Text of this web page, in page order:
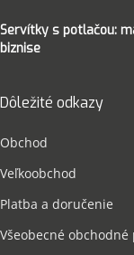
Servítky s potlačou:
biznise
Dôležité odkazy
Obchod
Veľkoobchod
Platba a doručenie
Všeobecné